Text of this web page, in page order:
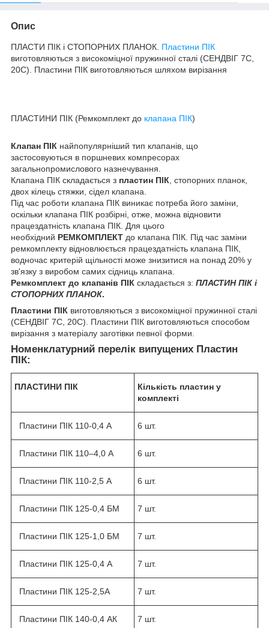
Опис
ПЛАСТИ ПІК і СТОПОРНИХ ПЛАНОК. Пластини ПІК
виготовляються з високоміцної пружинної сталі (СЕНДВІГ 7С,
20С). Пластини ПІК виготовляються шляхом вирізання
ПЛАСТИНИ ПІК (Ремкомплект до клапана ПІК)
Клапан ПІК найпопулярніший тип клапанів, що
застосовуються в поршневих компресорах
загальнопромислового назнечування.
Клапана ПІК складається з пластин ПІК , стопорних планок,
двох кілець стяжки, сідел клапана.
Під час роботи клапана ПІК виникає потреба його заміни,
оскільки клапана ПІК розбірні, отже, можна відновити
працездатність клапана ПІК. Для цього
необхідний РЕМКОМПЛЕКТ до клапана ПІК. Під час заміни
ремкомплекту відновлюється працездатність клапана ПІК,
водночас критерій щільності може знизитися на понад 20% у
зв'язку з виробом самих сідниць клапана.
Ремкомплект до клапанів ПІК складається з: ПЛАСТИН ПІК і
СТОПОРНИХ ПЛАНОК.
Пластини ПІК виготовляються з високоміцної пружинної сталі
(СЕНДВІГ 7С, 20С). Пластини ПІК виготовляються способом
вирізання з матеріалу заготівки певної форми.
Номенклатурний перелік випущених Пластин
ПІК:
ПЛАСТИНИ ПІК
Кількість пластин у
комплекті
Пластини ПІК 110-0,4 А 6 шт.
Пластини ПІК 110–4,0 А 6 шт.
Пластини ПІК 110-2,5 А 6 шт.
Пластини ПІК 125-0,4 БМ 7 шт.
Пластини ПІК 125-1,0 БМ 7 шт.
Пластини ПІК 125-0,4 А 7 шт.
Пластини ПІК 125-2,5А 7 шт.
Пластини ПІК 140-0,4 АК 7 шт.